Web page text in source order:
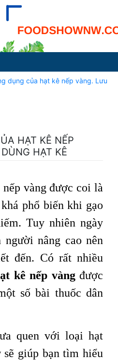
dụng của hạt kê nếp vàng. Lưu
HẠT KÊ NẾP
HẠT KÊ
vàng được coi là
phổ biến khi gạo
Tuy nhiên ngày
nâng cao nên
đến. Có rất nhiều
kê nếp vàngđược
số bài thuốc dân
quen với loại hạt
sẽ giúp bạn tìm hiểu